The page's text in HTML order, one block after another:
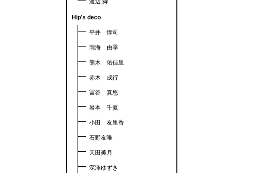
Hip's deco
平井 惇司
雨海 由季
熊木 佑佳里
赤木 成行
冨谷 真悠
岩本 千夏
小田 友里香
石野友唯
天田美月
深澤ゆずき